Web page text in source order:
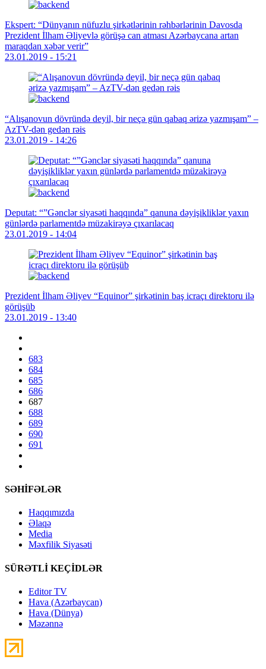
Ekspert: “Dünyanın nüfuzlu şirkətlərinin rəhbərlərinin Davosda
Prezident İlham Əliyevlə görüşə can atması Azərbaycana artan
maraqdan xəbər verir”
23.01.2019 - 15:21
“Alışanovun dövründə deyil, bir neçə gün qabaq ərizə yazmışam” –
AzTV-dən gedən rəis
23.01.2019 - 14:26
Deputat: “”Gənclər siyasəti haqqında” qanuna dəyişikliklər yaxın
günlərdə parlamentdə müzakirəyə çıxarılacaq
23.01.2019 - 14:04
Prezident İlham Əliyev “Equinor” şirkətinin baş icraçı direktoru ilə
görüşüb
23.01.2019 - 13:40
683
684
685
686
687
688
689
690
691
SƏHİFƏLƏR
Haqqımızda
Əlaqə
Media
Məxfilik Siyasəti
SÜRƏTLİ KEÇİDLƏR
Editor TV
Hava (Azərbaycan)
Hava (Dünya)
Məzənnə